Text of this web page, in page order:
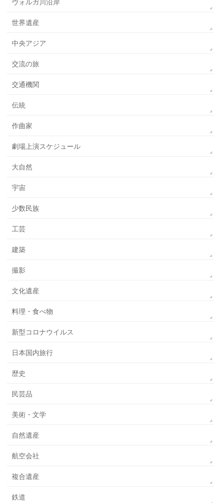
ヴォルガ川沿岸
世界遺産
中央アジア
交流の旅
交通機関
伝統
作曲家
劇場上演スケジュール
大自然
宇宙
少数民族
工芸
建築
撮影
文化遺産
料理・食べ物
新型コロナウイルス
日本国内旅行
歴史
民芸品
美術・文学
自然遺産
航空会社
複合遺産
鉄道